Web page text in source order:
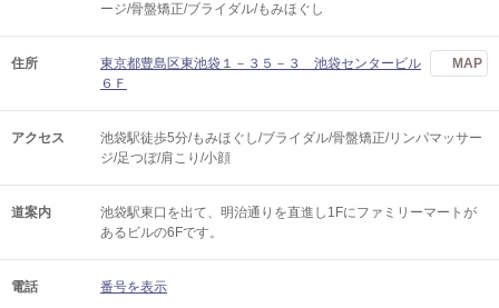
ージ/骨盤矯正/ブライダル/もみほぐし
住所
東京都豊島区東池袋１－３５－３ 池袋センタービル
６Ｆ
MAP
アクセス
池袋駅徒歩5分/もみほぐし/ブライダル/骨盤矯正/リンパマッサー
ジ/足つぼ/肩こり/小顔
道案内
池袋駅東口を出て、明治通りを直進し1Fにファミリーマートが
あるビルの6Fです。
電話 番号を表示